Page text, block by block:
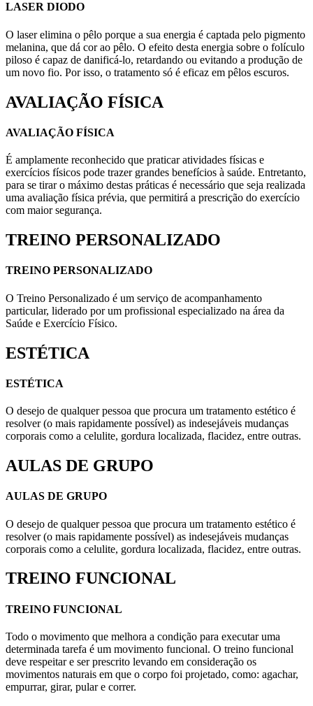
LASER DIODO
O laser elimina o pêlo porque a sua energia é captada pelo pigmento
melanina, que dá cor ao pêlo. O efeito desta energia sobre o folículo
piloso é capaz de danificá-lo, retardando ou evitando a produção de
um novo fio. Por isso, o tratamento só é eficaz em pêlos escuros.
AVALIAÇÃO FÍSICA
AVALIAÇÃO FÍSICA
É amplamente reconhecido que praticar atividades físicas e
exercícios físicos pode trazer grandes benefícios à saúde. Entretanto,
para se tirar o máximo destas práticas é necessário que seja realizada
uma avaliação física prévia, que permitirá a prescrição do exercício
com maior segurança.
TREINO PERSONALIZADO
TREINO PERSONALIZADO
O Treino Personalizado é um serviço de acompanhamento
particular, liderado por um profissional especializado na área da
Saúde e Exercício Físico.
ESTÉTICA
ESTÉTICA
O desejo de qualquer pessoa que procura um tratamento estético é
resolver (o mais rapidamente possível) as indesejáveis mudanças
corporais como a celulite, gordura localizada, flacidez, entre outras.
AULAS DE GRUPO
AULAS DE GRUPO
O desejo de qualquer pessoa que procura um tratamento estético é
resolver (o mais rapidamente possível) as indesejáveis mudanças
corporais como a celulite, gordura localizada, flacidez, entre outras.
TREINO FUNCIONAL
TREINO FUNCIONAL
Todo o movimento que melhora a condição para executar uma
determinada tarefa é um movimento funcional. O treino funcional
deve respeitar e ser prescrito levando em consideração os
movimentos naturais em que o corpo foi projetado, como: agachar,
empurrar, girar, pular e correr.